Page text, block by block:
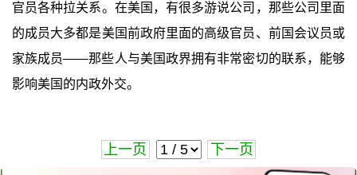
官员各种拉关系。在美国，有很多游说公司，那些公司里面
的成员大多都是美国前政府里面的高级官员、前国会议员或
家族成员——那些人与美国政界拥有非常密切的联系，能够
影响美国的内政外交。
上一页 下一页